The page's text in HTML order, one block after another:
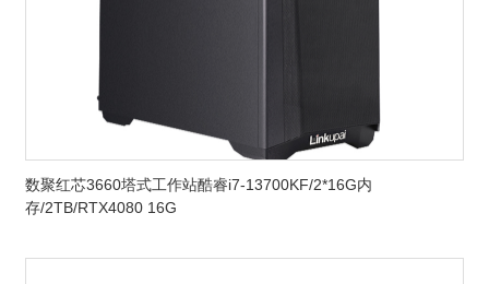
数聚红芯3660塔式工作站酷睿i7-13700KF/2*16G内
存/2TB/RTX4080 16G